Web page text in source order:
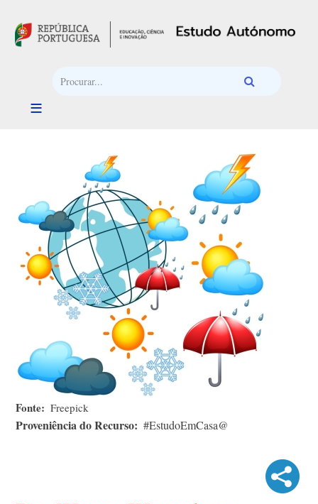
Fonte Freepick
Proveniência do Recurso #EstudoEmCasa@